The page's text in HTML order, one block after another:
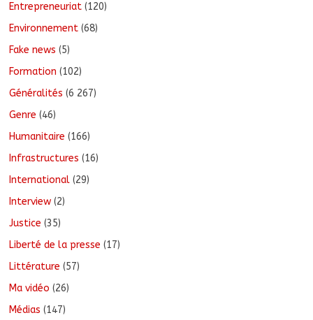
Entrepreneuriat (120)
Environnement (68)
Fake news (5)
Formation (102)
Généralités (6 267)
Genre (46)
Humanitaire (166)
Infrastructures (16)
International (29)
Interview (2)
Justice (35)
Liberté de la presse (17)
Littérature (57)
Ma vidéo (26)
Médias (147)